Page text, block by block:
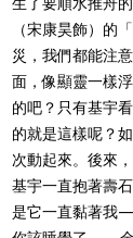
（宋康昊飾）
災，我們都能注
面，像顯靈一樣
的吧？只有基宇
的就是這樣呢？
次動起來。後來
基宇一直抱著壽石
是它一直黏著我